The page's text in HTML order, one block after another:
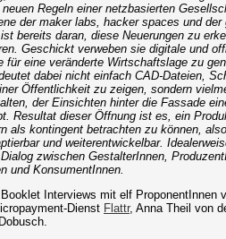
Regeln einer netzbasierten
der maker labs, hacker spaces und der
bereits daran, diese Neuerungen zu
Geschickt verweben sie digitale und
für eine veränderte Wirtschaftslage zu
dabei nicht einfach CAD-Dateien,
Öffentlichkeit zu zeigen, sondern
der Einsichten hinter die Fassade
Resultat dieser Öffnung ist es, ein
als kontingent betrachten zu können,
und weiterentwickelbar.
zwischen GestalterInnen,
und KonsumentInnen.
Interviews mit elf ProponentInnen
Dienst Flattr, Anna Theil von